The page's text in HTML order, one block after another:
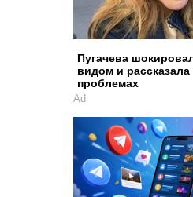
Пугачева
видом и
проблемах
Ad